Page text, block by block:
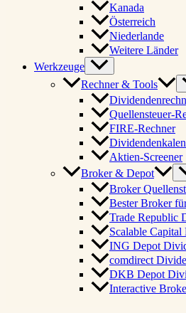
Kanada
Österreich
Niederlande
Weitere Länder
Werkzeuge
Rechner & Tools
Quellensteuer-
FIRE-Rechner
Aktien-Screener
Broker & Depot
Broker
Bester Broker
Trade Republic
Scalable
ING Depot
comdirect
DKB Depot
Interactive